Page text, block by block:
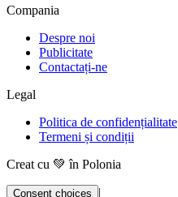
Compania
Despre noi
Publicitate
Contactați-ne
Legal
Politica de confidențialitate
Termeni și condiții
Creat cu 💚 în Polonia
Consent choices |